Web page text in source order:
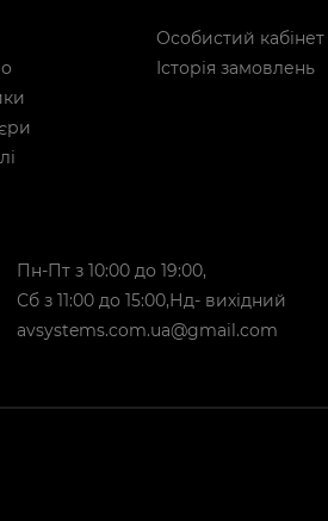
Особистий кабінет
Історія замовлень
Пн-Пт з 10:00 до 19:00,
Сб з 11:00 до 15:00,Нд- вихідний
avsystems.com.ua@gmail.com